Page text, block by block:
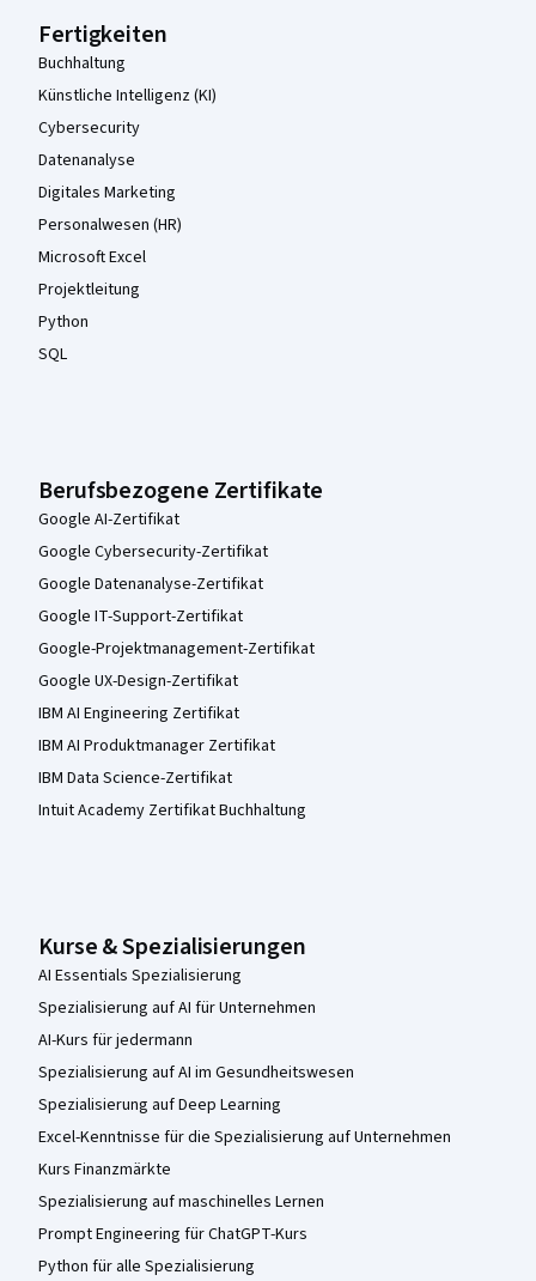
Fertigkeiten
Buchhaltung
Künstliche Intelligenz (KI)
Cybersecurity
Datenanalyse
Digitales Marketing
Personalwesen (HR)
Microsoft Excel
Projektleitung
Python
SQL
Berufsbezogene Zertifikate
Google AI-Zertifikat
Google Cybersecurity-Zertifikat
Google Datenanalyse-Zertifikat
Google IT-Support-Zertifikat
Google-Projektmanagement-Zertifikat
Google UX-Design-Zertifikat
IBM AI Engineering Zertifikat
IBM AI Produktmanager Zertifikat
IBM Data Science-Zertifikat
Intuit Academy Zertifikat Buchhaltung
Kurse & Spezialisierungen
AI Essentials Spezialisierung
Spezialisierung auf AI für Unternehmen
AI-Kurs für jedermann
Spezialisierung auf AI im Gesundheitswesen
Spezialisierung auf Deep Learning
Excel-Kenntnisse für die Spezialisierung auf Unternehmen
Kurs Finanzmärkte
Spezialisierung auf maschinelles Lernen
Prompt Engineering für ChatGPT-Kurs
Python für alle Spezialisierung